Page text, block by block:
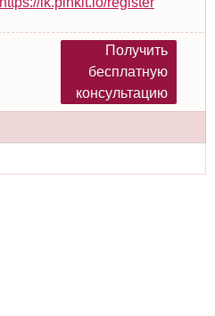
Получить
бесплатную
консультацию